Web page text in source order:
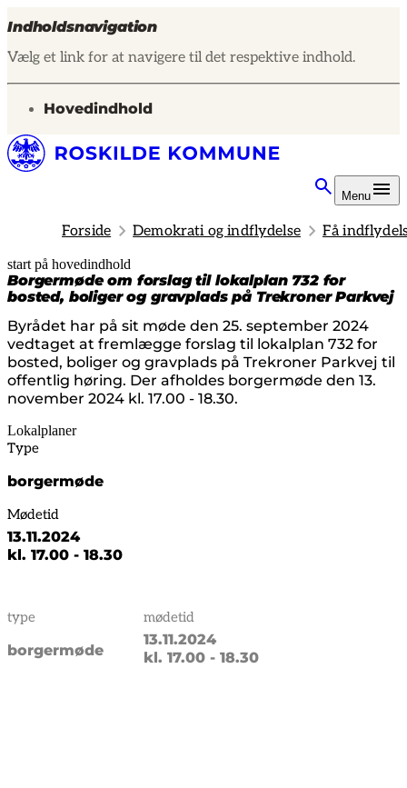
Indholdsnavigation
Vælg et link for at navigere til det respektive indhold.
gå til
Hovedindhold
Menu
Forside Demokrati og indflydelse Få
start på hovedindhold
Borgermøde om forslag til lokalplan 732 for
bosted, boliger og gravplads på Trekroner Parkvej
Byrådet har på sit møde den 25. september 2024
vedtaget at fremlægge forslag til lokalplan 732 for
bosted, boliger og gravplads på Trekroner Parkvej til
offentlig høring. Der afholdes borgermøde den 13.
november 2024 kl. 17.00 - 18.30.
senest opdateret 14. februar 2025
Lokalplaner
Type
borgermøde
Mødetid
13.11.2024
kl. 17.00 - 18.30
type
borgermøde
mødetid
13.11.2024
kl. 17.00 - 18.30